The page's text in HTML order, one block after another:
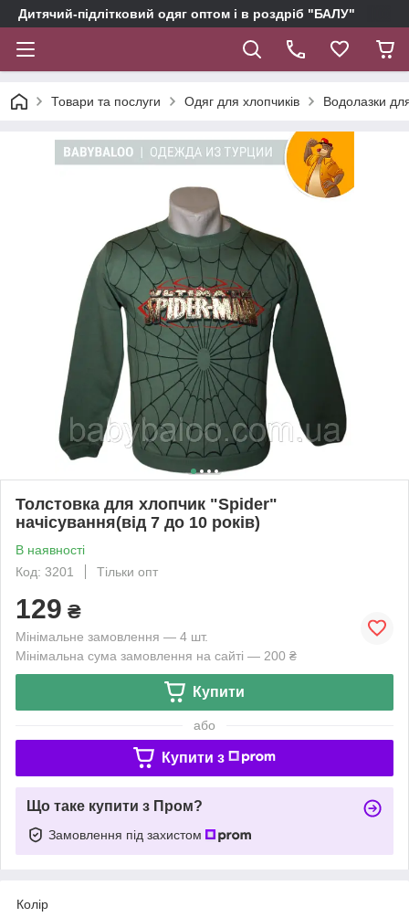
Дитячий-підлітковий одяг оптом і в роздріб "БАЛУ"
Товари та послуги Одяг для хлопчиків Водолазки
Толстовка для хлопчик "Spider"
начісування(від 7 до 10 років)
В наявності
Код: 3201
Тільки опт
129 ₴
Мінімальне замовлення — 4 шт.
Мінімальна сума замовлення на сайті — 200 ₴
Купити
або
Купити з
Що таке купити з Пром?
Замовлення під захистом
Колір